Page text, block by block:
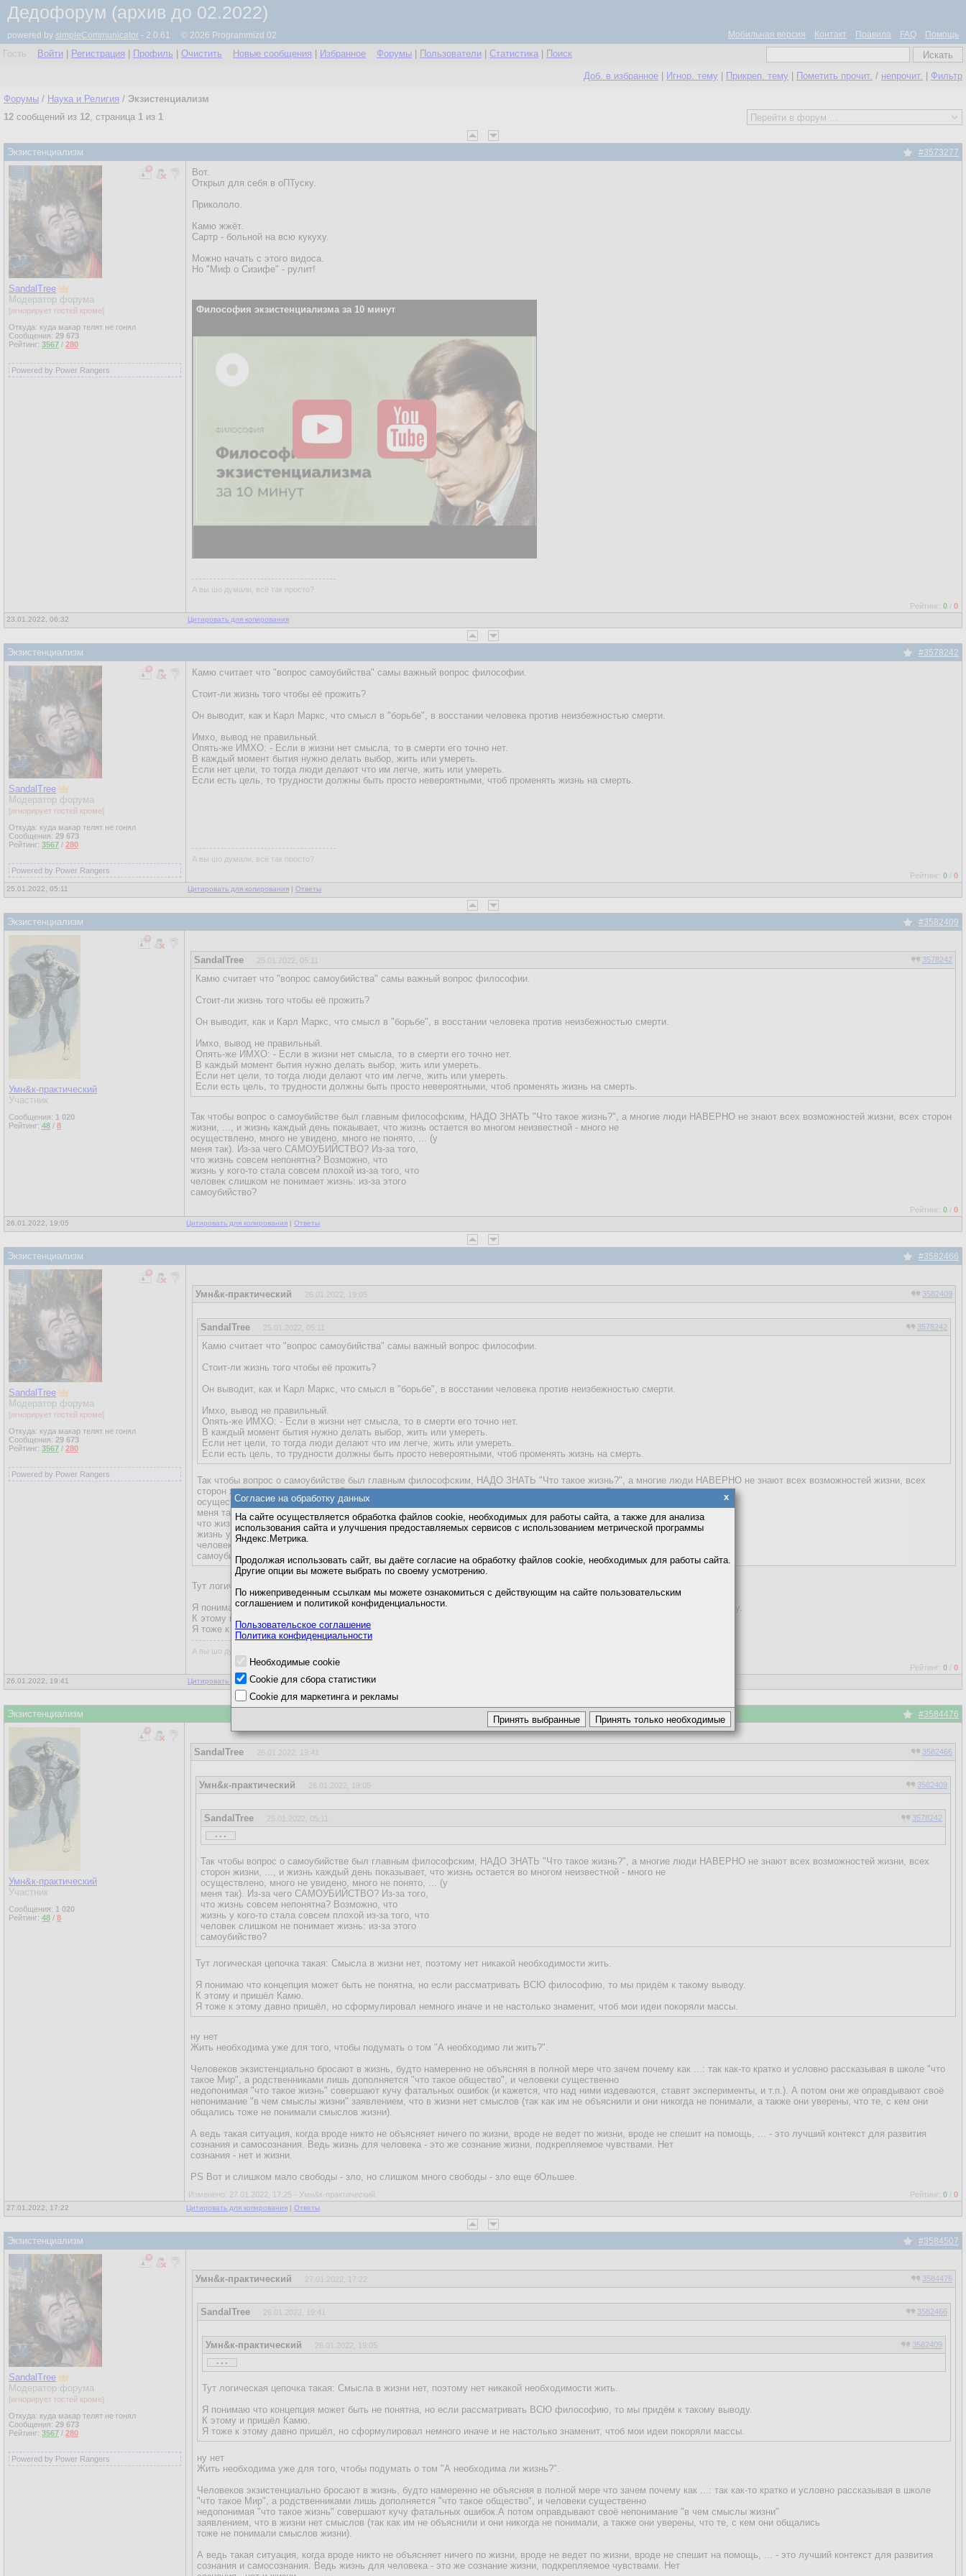
Дедофорум (архив до 02.2022)
powered by simpleCommunicator - 2.0.61 © 2026 Programmizd 02 Мобильная версия Контакт Правила FAQ Помощь
Гость Войти Регистрация Профиль Очистить Новые сообщения Избранное Форумы Пользователи Статистика Поиск
Доб. в избранное Игнор. тему Прикреп. тему Пометить прочит. / непрочит. Фильтр
Форумы / Наука и Религия / Экзистенциализм
12 сообщений из 12, страница 1 из 1
Экзистенциализм #3573277
SandalTree
Модератор форума
[игнорирует гостей кроме]
Откуда: куда макар телят не гонял
Сообщения: 29 673
Рейтинг: 3567 / 280
Powered by Power Rangers
Вот.
Открыл для себя в оПТуску.
Прикололо.
Камю жжёт.
Сартр - больной на всю кукуху.
Можно начать с этого видоса.
Но "Миф о Сизифе" - рулит!
Философия экзистенциализма за 10 минут
А вы шо думали, всё так просто?
Рейтинг: 0 / 0
23.01.2022, 06:32 Цитировать для копирования
Экзистенциализм #3578242
SandalTree
Модератор форума
[игнорирует гостей кроме]
Откуда: куда макар телят не гонял
Сообщения: 29 673
Рейтинг: 3567 / 280
Powered by Power Rangers
Камю считает что "вопрос самоубийства" самы важный вопрос философии.
Стоит-ли жизнь того чтобы её прожить?
Он выводит, как и Карл Маркс, что смысл в "борьбе", в восстании человека против неизбежностью смерти.
Имхо, вывод не правильный.
Опять-же ИМХО: - Если в жизни нет смысла, то в смерти его точно нет.
В каждый момент бытия нужно делать выбор, жить или умереть.
Если нет цели, то тогда люди делают что им легче, жить или умереть.
Если есть цель, то трудности должны быть просто невероятными, чтоб променять жизнь на смерть.
А вы шо думали, всё так просто?
Рейтинг: 0 / 0
25.01.2022, 05:11 Цитировать для копирования | Ответы
Экзистенциализм #3582409
Умн&к-практический
Участник
Сообщения: 1 020
Рейтинг: 48 / 8
SandalTree 25.01.2022, 05:11 3578242
Камю считает что "вопрос самоубийства" самы важный вопрос философии.
Стоит-ли жизнь того чтобы её прожить?
Он выводит, как и Карл Маркс, что смысл в "борьбе", в восстании человека против неизбежностью смерти.
Имхо, вывод не правильный.
Опять-же ИМХО: - Если в жизни нет смысла, то в смерти его точно нет.
В каждый момент бытия нужно делать выбор, жить или умереть.
Если нет цели, то тогда люди делают что им легче, жить или умереть.
Если есть цель, то трудности должны быть просто невероятными, чтоб променять жизнь на смерть.
Так чтобы вопрос о самоубийстве был главным философским, НАДО ЗНАТЬ "Что такое жизнь?", а многие люди НАВЕРНО не знают всех возможностей жизни, всех сторон
жизни, ..., и жизнь каждый день покаывает, что жизнь остается во многом неизвестной - много не
осуществлено, много не увидено, много не понято, ... (у
меня так). Из-за чего САМОУБИЙСТВО? Из-за того,
что жизнь совсем непонятна? Возможно, что
жизнь у кого-то стала совсем плохой из-за того, что
человек слишком не понимает жизнь: из-за этого
самоубийство?
Рейтинг: 0 / 0
26.01.2022, 19:05 Цитировать для копирования | Ответы
Экзистенциализм #3582466
SandalTree
Модератор форума
[игнорирует гостей кроме]
Откуда: куда макар телят не гонял
Сообщения: 29 673
Рейтинг: 3567 / 280
Powered by Power Rangers
Умн&к-практический 26.01.2022, 19:05 3582409
SandalTree 25.01.2022, 05:11 3578242
Камю считает что "вопрос самоубийства" самы важный вопрос философии.
Стоит-ли жизнь того чтобы её прожить?
Он выводит, как и Карл Маркс, что смысл в "борьбе", в восстании человека против неизбежностью смерти.
Имхо, вывод не правильный.
Опять-же ИМХО: - Если в жизни нет смысла, то в смерти его точно нет.
В каждый момент бытия нужно делать выбор, жить или умереть.
Если нет цели, то тогда люди делают что им легче, жить или умереть.
Если есть цель, то трудности должны быть просто невероятными, чтоб променять жизнь на смерть.
Так чтобы вопрос о самоубийстве был главным философским, НАДО ЗНАТЬ "Что такое жизнь?", а многие люди НАВЕРНО не знают всех возможностей жизни, всех
сторон жизни, ..., и жизнь каждый день покаывает, что жизнь остается во многом неизвестной - много не
осуществлено, много не увидено, много не понято, ... (у
меня так). Из-за чего САМОУБИЙСТВО? Из-за того,
что жизнь совсем непонятна? Возможно, что
жизнь у кого-то стала совсем плохой из-за того, что
человек слишком не понимает жизнь: из-за этого
самоубийство?
Тут логическая цепочка такая: Смысла в жизни нет, поэтому нет никакой необходимости жить.
Я понимаю что концепция может быть не понятна, но если рассматривать ВСЮ философию, то мы придём к такому выводу.
К этому и пришёл Камю.
Я тоже к этому давно пришёл, но сформулировал немного иначе и не настолько знаменит, чтоб мои идеи покоряли массы.
А вы шо думали, всё так просто?
Рейтинг: 0 / 0
26.01.2022, 19:41 Цитировать для копирования | Ответы
Экзистенциализм #3584476
Умн&к-практический
Участник
Сообщения: 1 020
Рейтинг: 48 / 8
SandalTree 26.01.2022, 19:41 3582466
Умн&к-практический 26.01.2022, 19:05 3582409
SandalTree 25.01.2022, 05:11 3578242
Камю считает что "вопрос самоубийства" самы важный вопрос философии.
Стоит-ли жизнь того чтобы её прожить?
Он выводит, как и Карл Маркс, что смысл в "борьбе", в восстании человека против неизбежностью смерти.
Имхо, вывод не правильный.
Опять-же ИМХО: - Если в жизни нет смысла, то в смерти его точно нет.
В каждый момент бытия нужно делать выбор, жить или умереть.
Если нет цели, то тогда люди делают что им легче, жить или умереть.
Если есть цель, то трудности должны быть просто невероятными, чтоб променять жизнь на смерть.
...
Так чтобы вопрос о самоубийстве был главным философским, НАДО ЗНАТЬ "Что такое жизнь?", а многие люди НАВЕРНО не знают всех возможностей жизни, всех
сторон жизни, ..., и жизнь каждый день показывает, что жизнь остается во многом неизвестной - много не
осуществлено, много не увидено, много не понято, ... (у
меня так). Из-за чего САМОУБИЙСТВО? Из-за того,
что жизнь совсем непонятна? Возможно, что
жизнь у кого-то стала совсем плохой из-за того, что
человек слишком не понимает жизнь: из-за этого
самоубийство?
Тут логическая цепочка такая: Смысла в жизни нет, поэтому нет никакой необходимости жить.
Я понимаю что концепция может быть не понятна, но если рассматривать ВСЮ философию, то мы придём к такому выводу.
К этому и пришёл Камю.
Я тоже к этому давно пришёл, но сформулировал немного иначе и не настолько знаменит, чтоб мои идеи покоряли массы.
ну нет
Жить необходима уже для того, чтобы подумать о том "А необходимо ли жить?".
Человеков экзистенциально бросают в жизнь, будто намеренно не объясняя в полной мере что зачем почему как ...: так как-то кратко и условно рассказывая в школе "что
такое Мир", а родственниками лишь дополняется "что такое общество", и человеки существенно
недопонимая "что такое жизнь" совершают кучу фатальных ошибок (и кажется, что над ними издеваются, ставят эксперименты, и т.п.). А потом они же оправдывают своё
непонимание "в чем смыслы жизни" заявлением, что в жизни нет смыслов (так как им не объяснили и они никогда не понимали, а также они уверены, что те, с кем они
общались тоже не понимали смыслов жизни).
А ведь такая ситуация, когда вроде никто не объясняет ничего по жизни, вроде не ведет по жизни, вроде не спешит на помощь, ... - это лучший контекст для развития
сознания и самосознания. Ведь жизнь для человека - это же сознание жизни, подкрепляемое чувствами. Нет
сознания - нет и жизни.
PS Вот и слишком мало свободы - зло, но слишком много свободы - зло еще бОльшее.
Изменено: 27.01.2022, 17:25 - Умн&к-практический Рейтинг: 0 / 0
27.01.2022, 17:22 Цитировать для копирования | Ответы
Экзистенциализм #3584507
SandalTree
Модератор форума
[игнорирует гостей кроме]
Откуда: куда макар телят не гонял
Сообщения: 29 673
Рейтинг: 3567 / 280
Powered by Power Rangers
Умн&к-практический 27.01.2022, 17:22 3584476
SandalTree 26.01.2022, 19:41 3582466
Умн&к-практический 26.01.2022, 19:05 3582409
Камю считает что "вопрос самоубийства" самы важный вопрос философии.
Стоит-ли жизнь того чтобы её прожить?
Он выводит, как и Карл Маркс, что смысл в "борьбе", в восстании человека против неизбежностью смерти.
Имхо, вывод не правильный.
Опять-же ИМХО: - Если в жизни нет смысла, то в смерти его точно нет.
Если нет цели, то тогда люди делают что им легче, жить или умереть.
Если есть цель, то трудности должны быть просто невероятными, чтоб променять жизнь на смерть.
Так чтобы вопрос о самоубийстве был главным философским, НАДО ЗНАТЬ "Что такое жизнь?", а многие люди НАВЕРНО не знают всех возможностей жизни, всех
сторон жизни, ..., и жизнь каждый день показывает, что жизнь остается во многом неизвестной - много не
осуществлено, много не увидено, много не понято, ... (у
меня так). Из-за чего САМОУБИЙСТВО? Из-за того,
...
Тут логическая цепочка такая: Смысла в жизни нет, поэтому нет никакой необходимости жить.
Я понимаю что концепция может быть не понятна, но если рассматривать ВСЮ философию, то мы придём к такому выводу.
К этому и пришёл Камю.
Я тоже к этому давно пришёл, но сформулировал немного иначе и не настолько знаменит, чтоб мои идеи покоряли массы.
ну нет
Жить необходима уже для того, чтобы подумать о том "А необходима ли жизнь?".
Человеков экзистенциально бросают в жизнь, будто намеренно не объясняя в полной мере что зачем почему как ...: так как-то кратко и условно рассказывая в школе
"что такое Мир", а родственниками лишь дополняется "что такое общество", и человеки существенно
недопонимая "что такое жизнь" совершают кучу фатальных ошибок.А потом оправдывают своё непонимание "в чем смыслы жизни"
заявлением, что в жизни нет смыслов (так как им не объяснили и они никогда не понимали, а также они уверены, что те, с кем они общались
тоже не понимали смыслов жизни).
А ведь такая ситуация, когда вроде никто не объясняет ничего по жизни, вроде не ведет по жизни, вроде не спешит на помощь, ... - это лучший контекст для развития
сознания и самосознания. Ведь жизнь для человека - это же сознание жизни, подкрепляемое чувствами. Нет
Согласие на обработку данных
x
На сайте осуществляется обработка файлов cookie, необходимых для работы сайта, а также для анализа
использования сайта и улучшения предоставляемых сервисов с использованием метрической программы
Яндекс.Метрика.
Продолжая использовать сайт, вы даёте согласие на обработку файлов cookie, необходимых для работы сайта.
Другие опции вы можете выбрать по своему усмотрению.
По нижеприведенным ссылкам мы можете ознакомиться с действующим на сайте пользовательским
соглашением и политикой конфиденциальности.
Пользовательское соглашение
Политика конфиденциальности
Необходимые cookie
Cookie для сбора статистики
Cookie для маркетинга и рекламы